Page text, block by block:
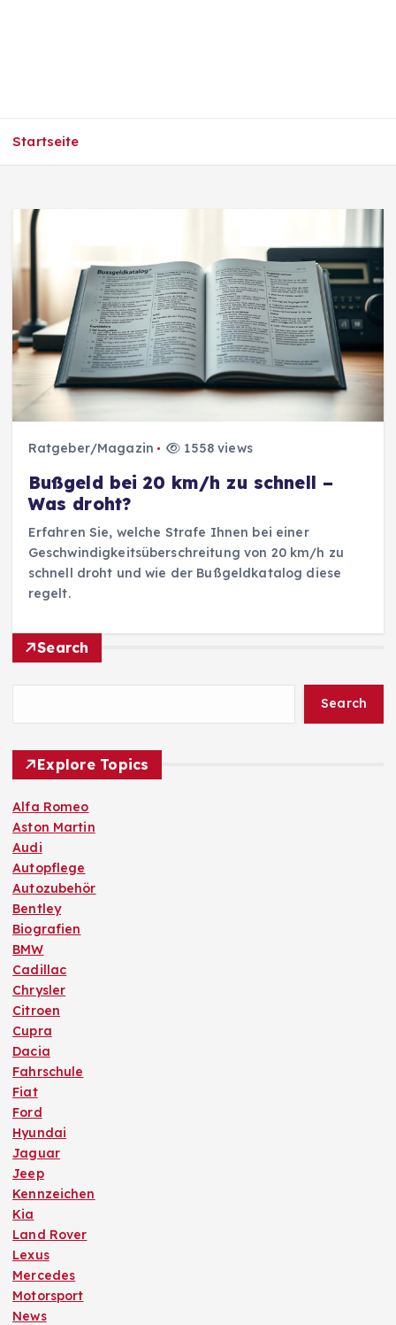
Startseite
Ratgeber/Magazin 1558 views
Bußgeld bei 20 km/h zu schnell –
Was droht?
Erfahren Sie, welche Strafe Ihnen bei einer
Geschwindigkeitsüberschreitung von 20 km/h zu
schnell droht und wie der Bußgeldkatalog diese
regelt.
Search
Search
Explore Topics
Alfa Romeo
Aston Martin
Audi
Autopflege
Autozubehör
Bentley
Biografien
BMW
Cadillac
Chrysler
Citroen
Cupra
Dacia
Fahrschule
Fiat
Ford
Hyundai
Jaguar
Jeep
Kennzeichen
Kia
Land Rover
Lexus
Mercedes
Motorsport
News